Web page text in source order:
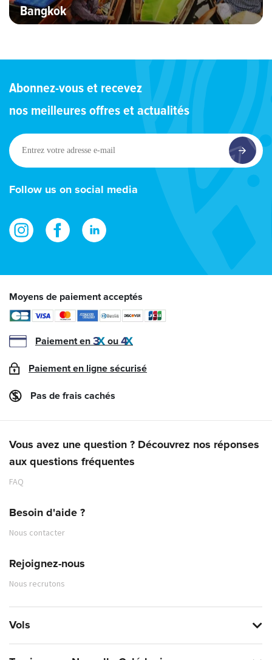
Bangkok
Abonnez-vous et recevez
nos meilleures offres et actualités
Entrez
votre
adresse
e-
Follow us on social media
Moyens de paiement acceptés
Paiement en ou
Paiement en ligne sécurisé
Pas de frais cachés
Vous avez une question ? Découvrez nos réponses
aux questions fréquentes
FAQ
Besoin d'aide ?
Nous contacter
Rejoignez-nous
Nous recrutons
Vols